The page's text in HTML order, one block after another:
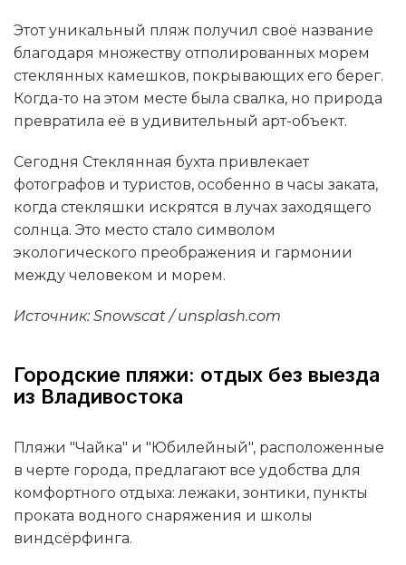
Этот уникальный пляж получил своё название
благодаря множеству отполированных морем
стеклянных камешков, покрывающих его берег.
Когда-то на этом месте была свалка, но природа
превратила её в удивительный арт-объект.
Сегодня Стеклянная бухта привлекает
фотографов и туристов, особенно в часы заката,
когда стекляшки искрятся в лучах заходящего
солнца. Это место стало символом
экологического преображения и гармонии
между человеком и морем.
Источник: Snowscat / unsplash.com
Городские пляжи: отдых без выезда
из Владивостока
Пляжи "Чайка" и "Юбилейный", расположенные
в черте города, предлагают все удобства для
комфортного отдыха: лежаки, зонтики, пункты
проката водного снаряжения и школы
виндсёрфинга.